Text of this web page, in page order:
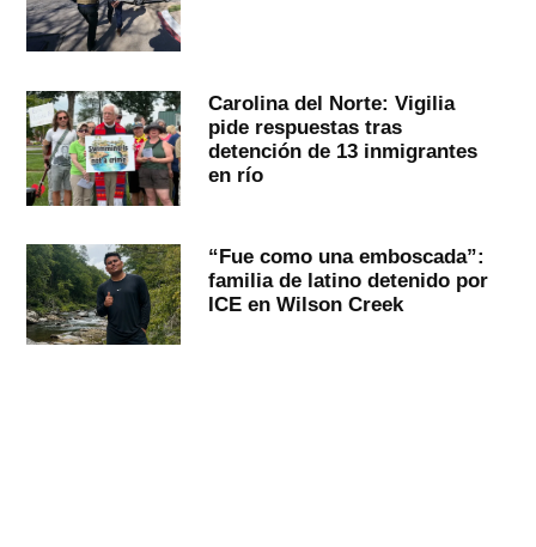
Carolina del Norte: Vigilia
pide respuestas tras
detención de 13 inmigrantes
en río
“Fue como una emboscada”:
familia de latino detenido por
ICE en Wilson Creek